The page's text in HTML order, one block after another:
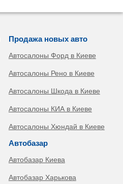
Продажа новых авто
Автосалоны Форд в Киеве
Автосалоны Рено в Киеве
Автосалоны Шкода в Киеве
Автосалоны КИА в Киеве
Автосалоны Хюндай в Киеве
Автобазар
Автобазар Киева
Автобазар Харькова